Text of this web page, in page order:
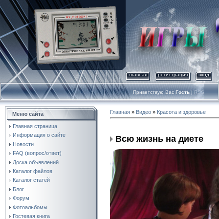
главная регистрация вход
Приветствую Вас Гость | RSS
Меню сайта
Главная страница
Информация о сайте
Новости
FAQ (вопрос/ответ)
Доска объявлений
Каталог файлов
Каталог статей
Блог
Форум
Фотоальбомы
Гостевая книга
Главная » Видео » Красота и здоровье
Всю жизнь на диете